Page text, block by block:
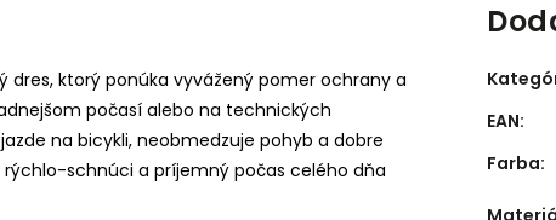
dres, ktorý ponúka vyvážený pomer ochrany a
počasí alebo na technických
na bicykli, neobmedzuje pohyb a dobre
schnúci a príjemný počas celého dňa
EAN:
Farba: